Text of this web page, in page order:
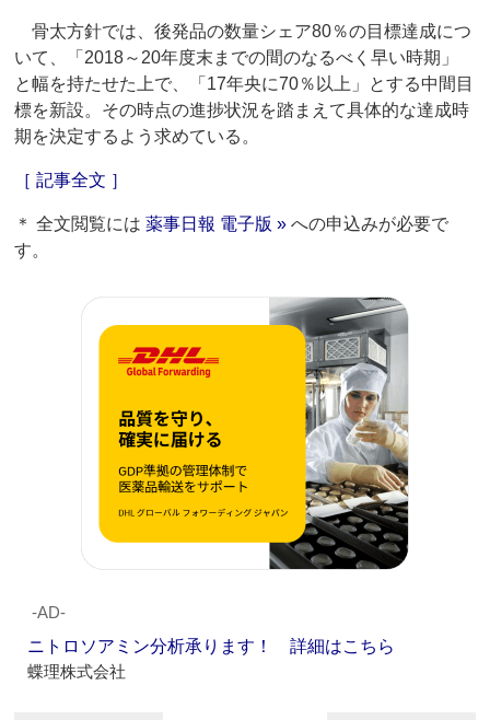
骨太方針では、後発品の数量シェア80％の目標達成につ
いて、「2018～20年度末までの間のなるべく早い時期」
と幅を持たせた上で、「17年央に70％以上」とする中間目
標を新設。その時点の進捗状況を踏まえて具体的な達成時
期を決定するよう求めている。
［ 記事全文 ］
＊ 全文閲覧には薬事日報 電子版 » への申込みが必要で
す。
‐AD‐
ニトロソアミン分析承ります！ 詳細はこちら
蝶理株式会社